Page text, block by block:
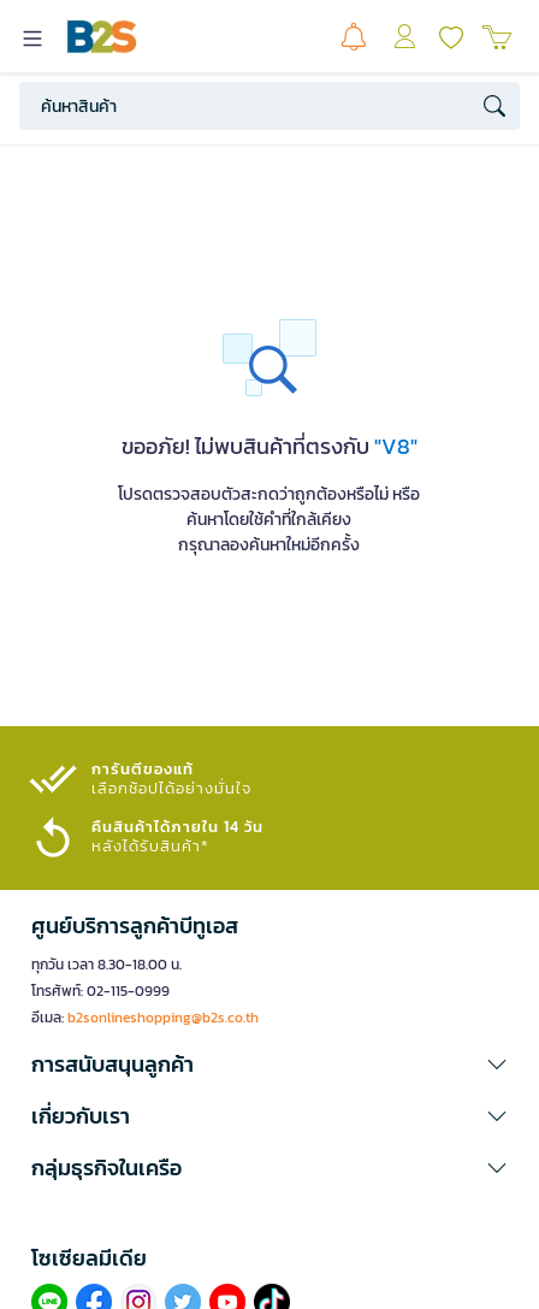
ขออภัย! ไม่พบสินค้าที่ตรงกับ"V8"
โปรดตรวจสอบตัวสะกดว่าถูกต้องหรือไม่ หรือ
ค้นหาโดยใช้คำที่ใกล้เคียง
กรุณาลองค้นหาใหม่อีกครั้ง
การันตีของแท้
เลือกช้อปได้อย่างมั่นใจ​
คืนสินค้าได้ภายใน 14 วัน
หลังได้รับสินค้า*
ศูนย์บริการลูกค้าบีทูเอส
ทุกวัน เวลา 8.30-18.00 น.
โทรศัพท์: 02-115-0999
อีเมล:b2sonlineshopping@b2s.co.th
การสนับสนุนลูกค้า
เกี่ยวกับเรา
กลุ่มธุรกิจในเครือ
โซเซียลมีเดีย​